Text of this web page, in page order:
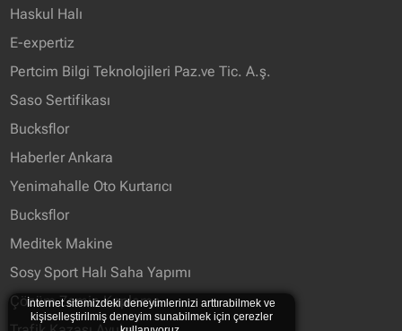
Haskul Halı
E-expertiz
Pertcim Bilgi Teknolojileri Paz.ve Tic. A.ş.
Saso Sertifikası
Bucksflor
Haberler Ankara
Yenimahalle Oto Kurtarıcı
Bucksflor
Meditek Makine
Sosy Sport Halı Saha Yapımı
Çözüm Zemin Kaplama
İnternet sitemizdeki deneyimlerinizi arttırabilmek ve
kişiselleştirilmiş deneyim sunabilmek için çerezler